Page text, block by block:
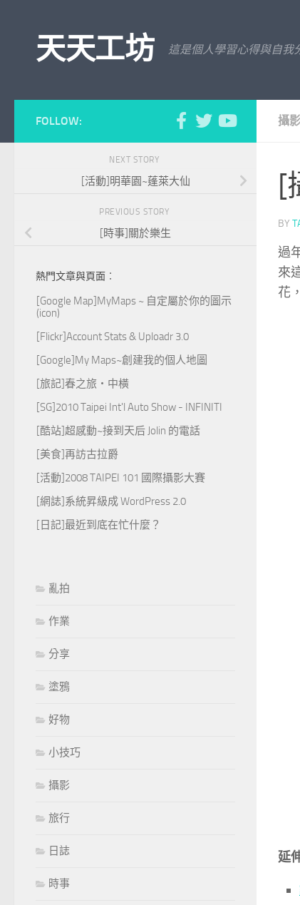
天天工坊 這是個人學習心得與自我
攝影
[
BY
過
來
花
延
FOLLOW:
NEXT STORY
[活動]明華園~蓬萊大仙
PREVIOUS STORY
[時事]關於樂生
熱門文章與頁面︰
[Google Map]MyMaps ~ 自定屬於你的圖示
(icon)
[Flickr]Account Stats & Uploadr 3.0
[Google]My Maps~創建我的個人地圖
[旅記]春之旅‧中橫
[SG]2010 Taipei Int'l Auto Show - INFINITI
[酷站]超感動~接到天后 Jolin 的電話
[美食]再訪古拉爵
[活動]2008 TAIPEI 101 國際攝影大賽
[網誌]系統昇級成 WordPress 2.0
[日記]最近到底在忙什麼？
亂拍
作業
分享
塗鴉
好物
小技巧
攝影
旅行
日誌
時事